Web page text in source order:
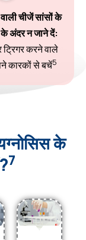
चीजें सांसों के
के अंदर न जाने दें:
करने वाले
कारकों से बचें5
के
7